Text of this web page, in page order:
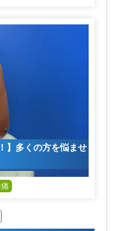
】多くの方を悩ませ